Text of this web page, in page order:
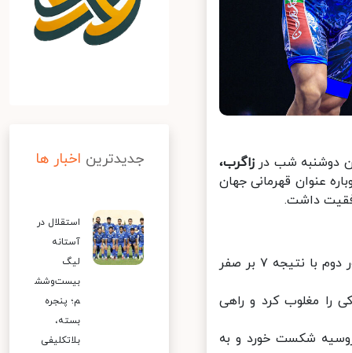
دوشنبه شب درزاگرب،
از ۱۲ سال موفق شد دوباره عنوان قهرمانی جهان
داشت.
در وزن ۹۲ کیلوگرم، امیرحسین فیروزپور پس از استراحت در دور اول، در دور دوم با نتیجه ۷ بر صفر
از اسلواکی را مغلوب کرد و راهی
از روسیه شکست خورد و به
جدیدترین اخبار ها
استقلال در
آستانه
لیگ
بیست‌وشش
م؛ پنجره
بسته،
بلاتکلیفی